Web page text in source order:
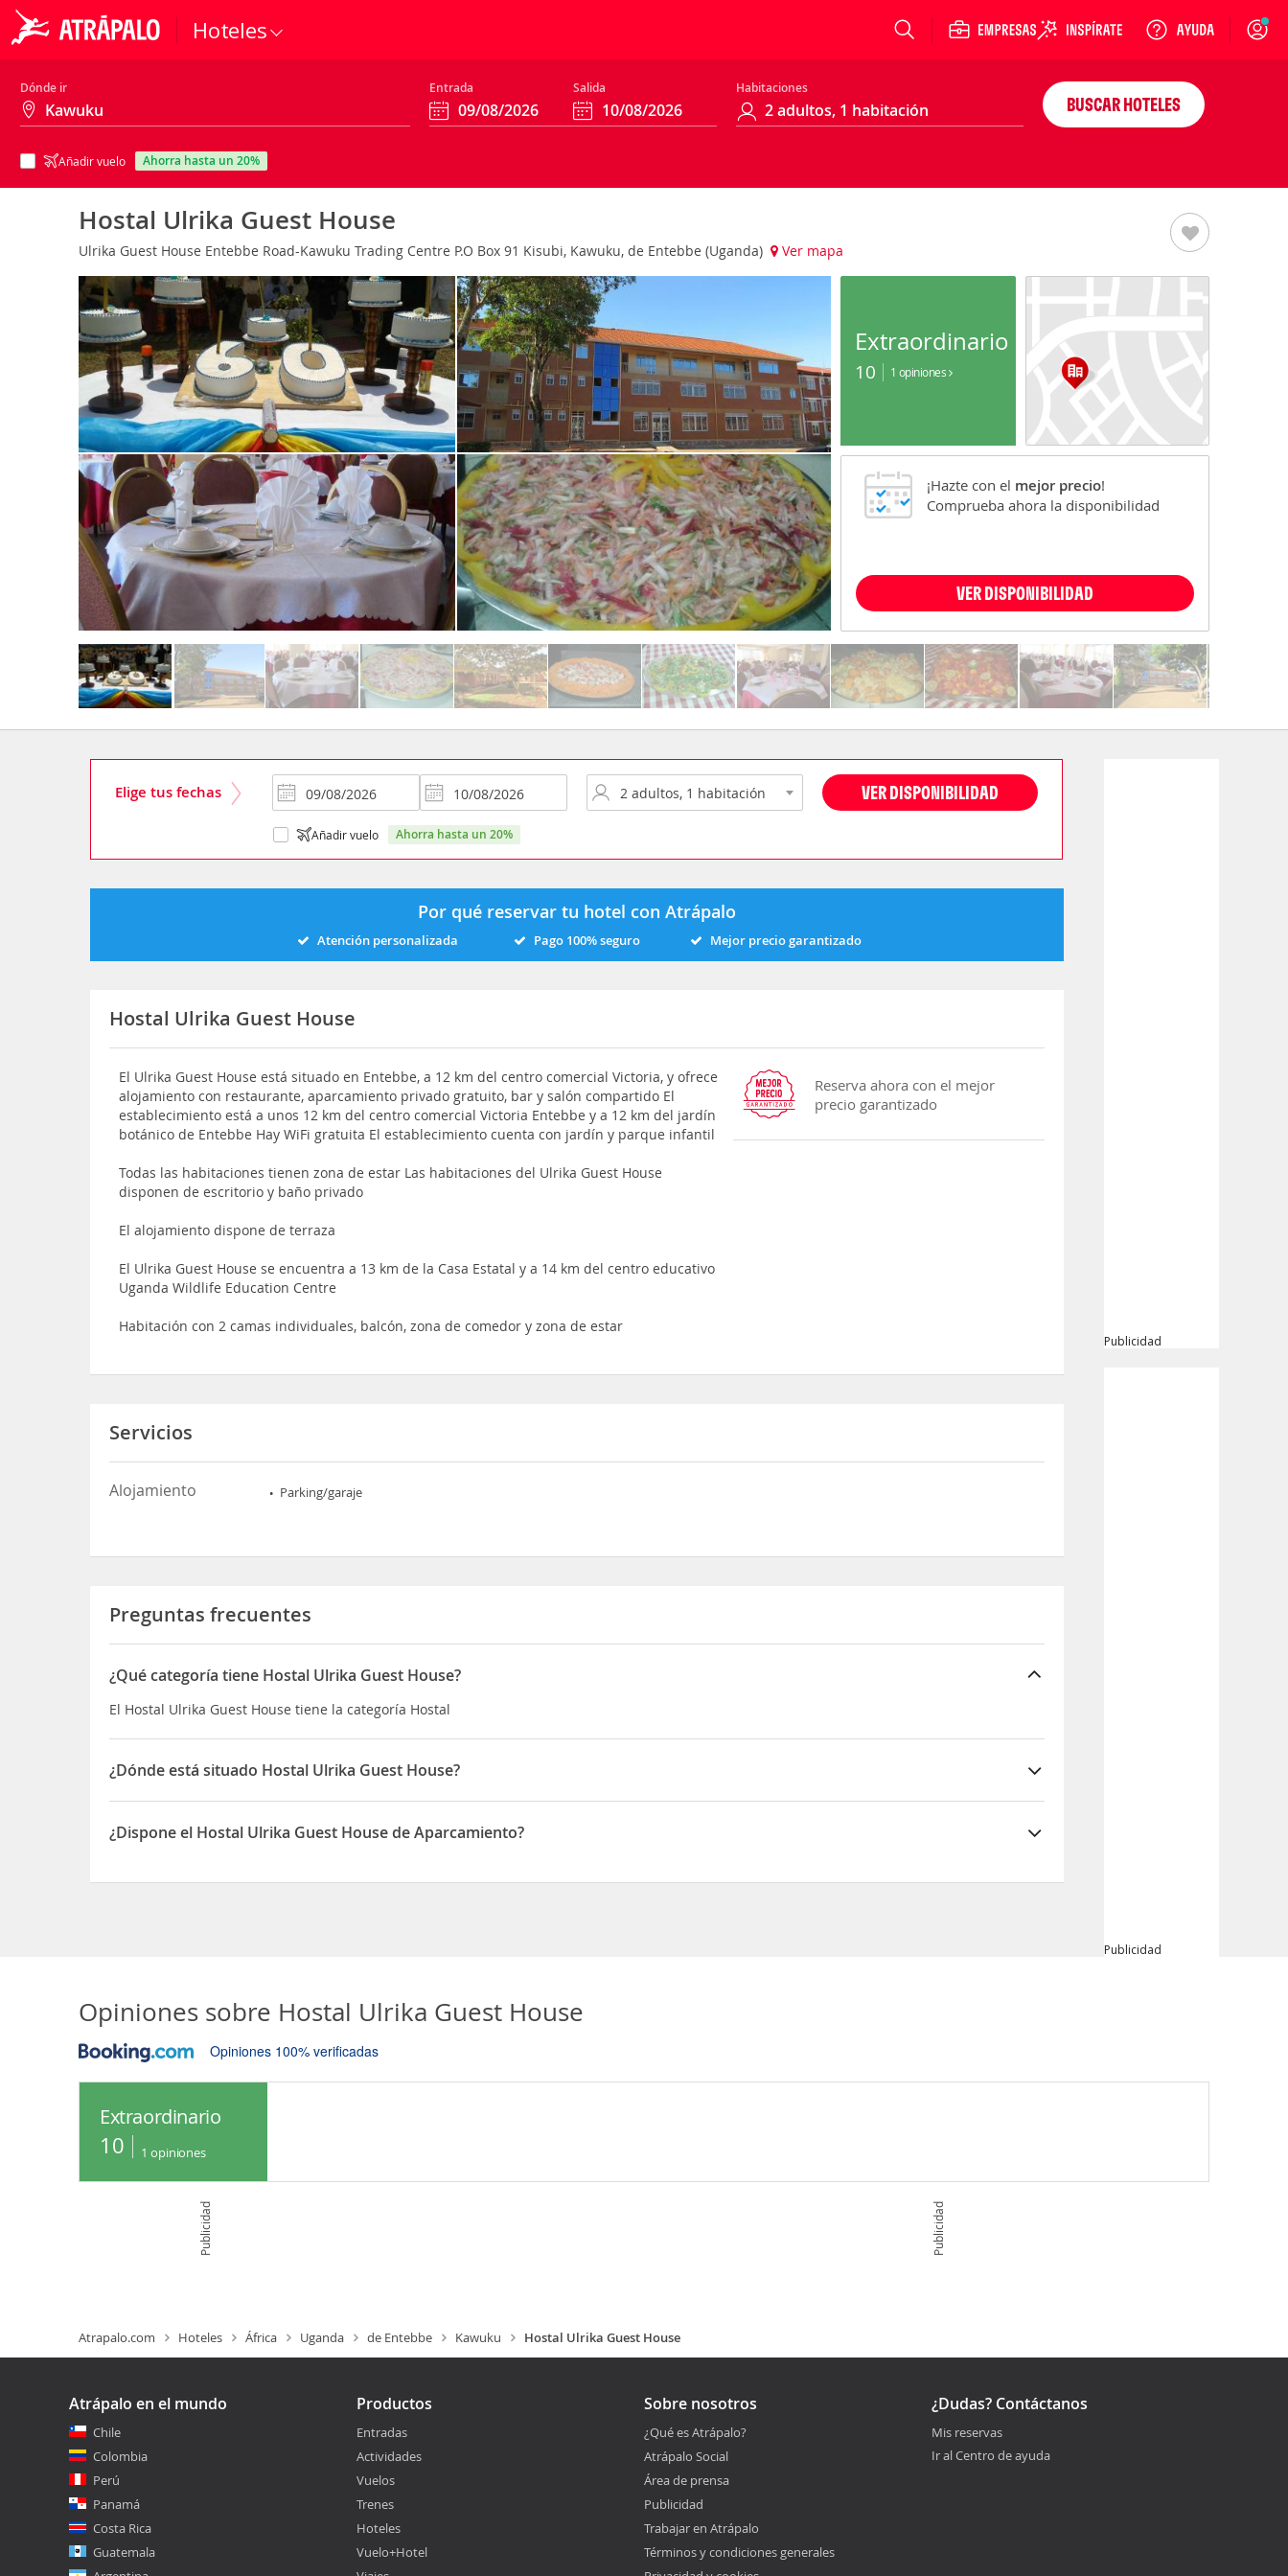
Hoteles Login
Dónde ir Entrada Salida Habitaciones
Añadir vuelo ahorra hasta un 20%
BUSCAR HOTELES
Hostal Ulrika Guest House
Ulrika Guest House Entebbe Road-Kawuku Trading Centre P.O Box 91 Kisubi, Kawuku, de Entebbe (Uganda) Ver mapa
Extraordinario
10 1 opiniones
¡Hazte con el mejor precio!
Comprueba ahora la disponibilidad
VER DISPONIBILIDAD
Elige tus fechas VER DISPONIBILIDAD
Añadir vuelo ahorra hasta un 20%
Por qué reservar tu hotel con Atrápalo
Atención personalizada Pago 100% seguro Mejor precio garantizado
Hostal Ulrika Guest House
El Ulrika Guest House está situado en Entebbe, a 12 km del centro comercial Victoria, y ofrece
alojamiento con restaurante, aparcamiento privado gratuito, bar y salón compartido El
establecimiento está a unos 12 km del centro comercial Victoria Entebbe y a 12 km del jardín
botánico de Entebbe Hay WiFi gratuita El establecimiento cuenta con jardín y parque infantil
Todas las habitaciones tienen zona de estar Las habitaciones del Ulrika Guest House
disponen de escritorio y baño privado
El alojamiento dispone de terraza
El Ulrika Guest House se encuentra a 13 km de la Casa Estatal y a 14 km del centro educativo
Uganda Wildlife Education Centre
Habitación con 2 camas individuales, balcón, zona de comedor y zona de estar
Reserva ahora con el mejor
precio garantizado
Servicios
Alojamiento Parking/garaje
Preguntas frecuentes
¿Qué categoría tiene Hostal Ulrika Guest House?
El Hostal Ulrika Guest House tiene la categoría Hostal
¿Dónde está situado Hostal Ulrika Guest House?
El Hostal Ulrika Guest House está situado en Ulrika Guest House Entebbe Road-Kawuku Trading Centre P.O Box 91 Kisubi
¿Dispone el Hostal Ulrika Guest House de Aparcamiento?
Publicidad
Publicidad
Opiniones sobre Hostal Ulrika Guest House
Opiniones 100% verificadas
Extraordinario
10 1 opiniones
Publicidad Publicidad
Atrapalo.com Hoteles África Uganda de Entebbe Kawuku Hostal Ulrika Guest House
Atrápalo en el mundo
Chile
Colombia
Perú
Panamá
Costa Rica
Guatemala
Productos
Entradas
Actividades
Vuelos
Trenes
Hoteles
Vuelo+Hotel
Sobre nosotros
¿Qué es Atrápalo?
Atrápalo Social
Área de prensa
Publicidad
Trabajar en Atrápalo
Términos y condiciones generales
¿Dudas? Contáctanos
Mis reservas
Ir al Centro de ayuda